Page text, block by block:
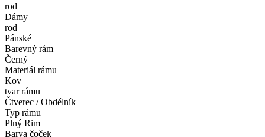
rod
Dámy
rod
Pánské
Barevný rám
Černý
Materiál rámu
Kov
tvar rámu
Čtverec / Obdélník
Typ rámu
Plný Rim
Barva čoček